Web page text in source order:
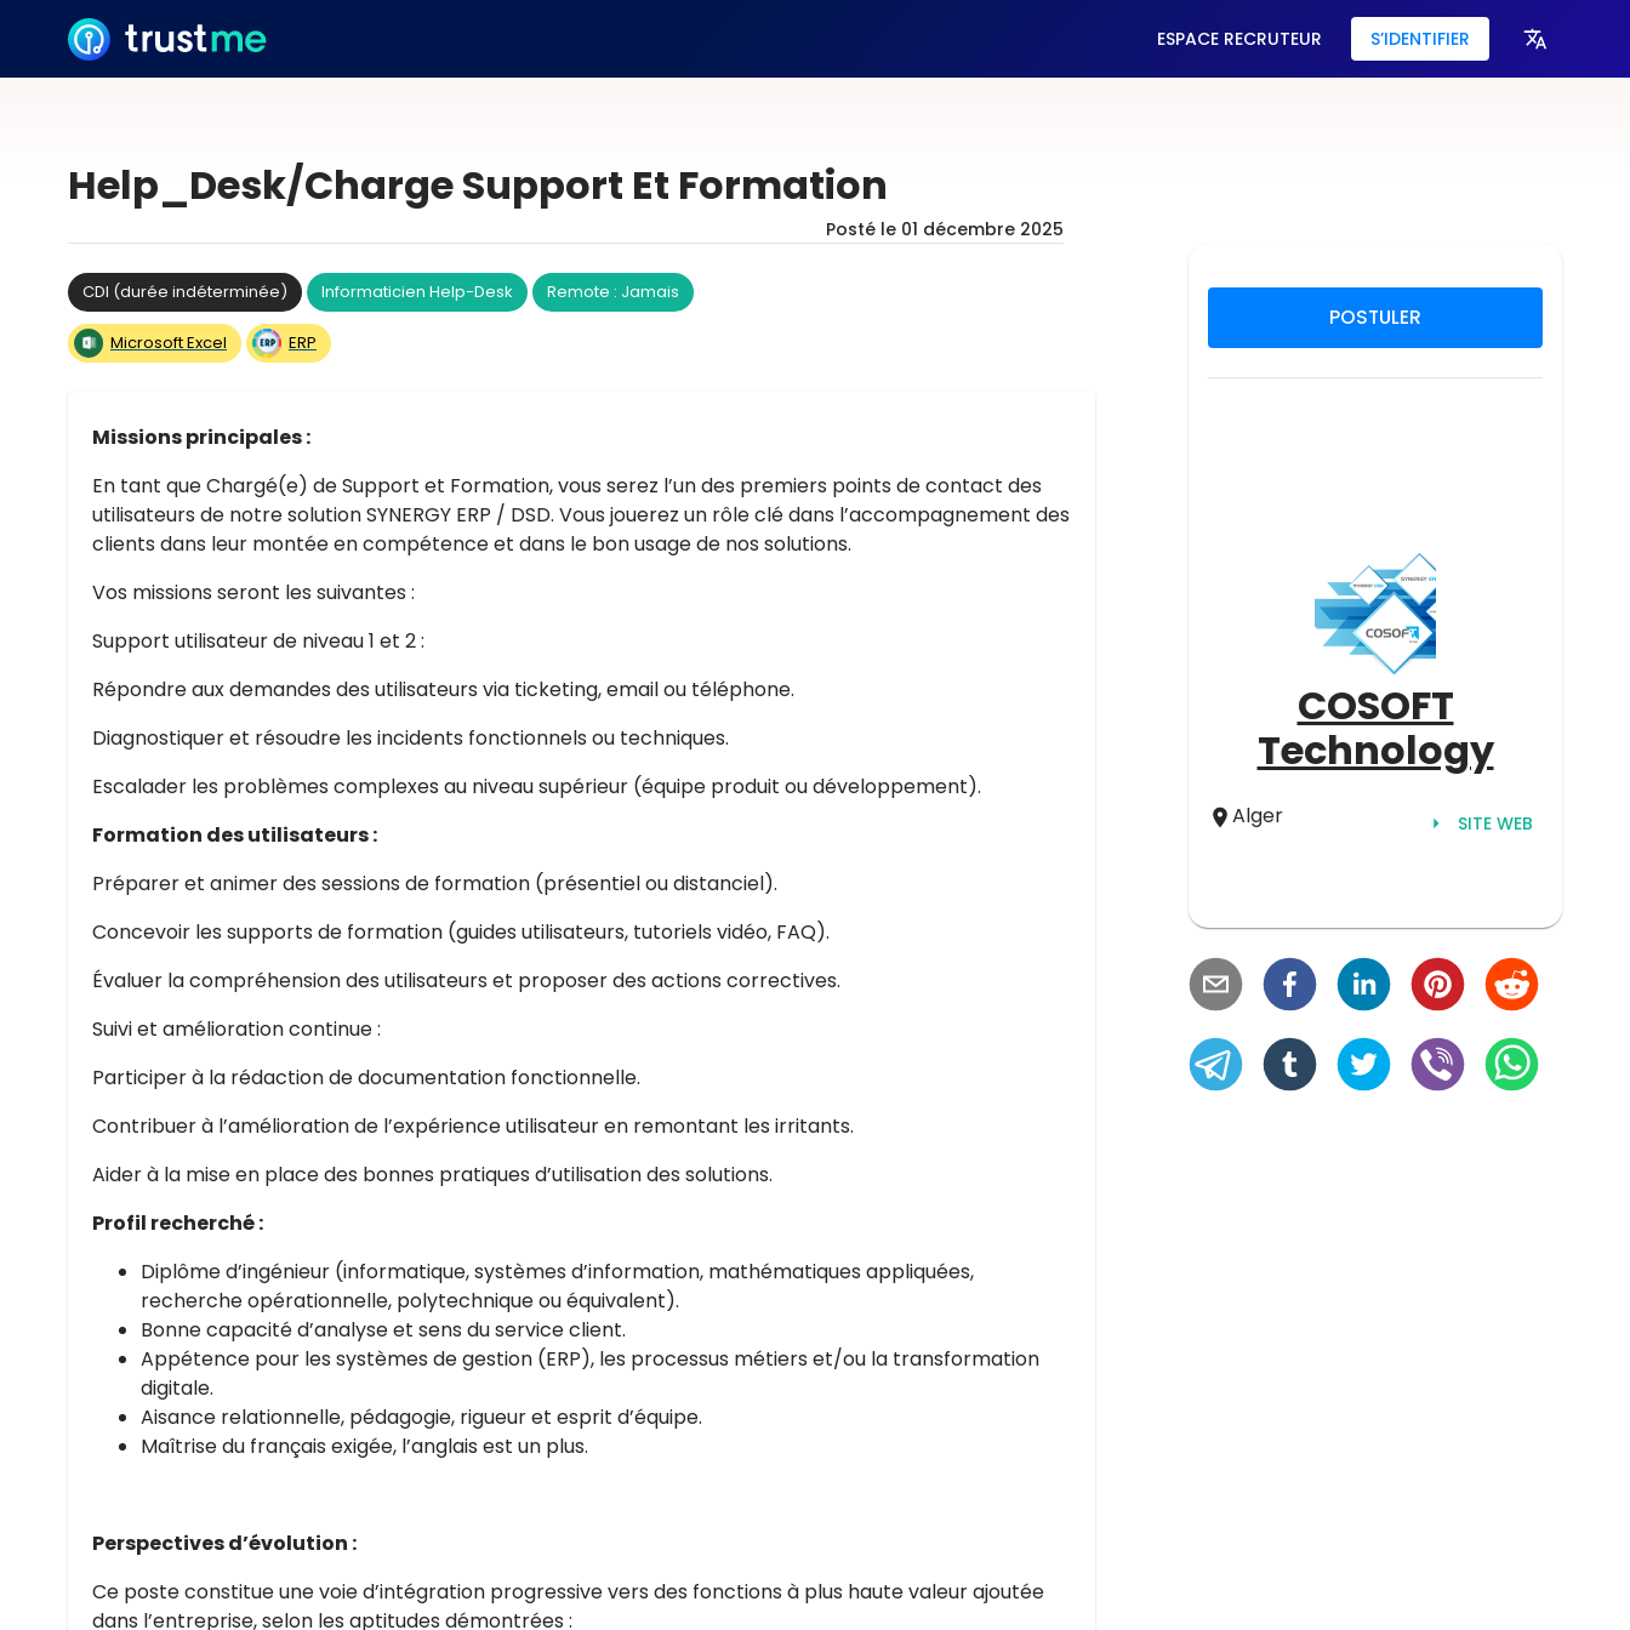
ESPACE RECRUTEUR S’IDENTIFIER
Help_Desk/Charge Support Et Formation
Posté le 01 décembre 2025
CDI (durée indéterminée) Informaticien Help-Desk Remote : Jamais
Microsoft Excel ERP
Missions principales :
En tant que Chargé(e) de Support et Formation, vous serez l’un des premiers points de contact des
utilisateurs de notre solution SYNERGY ERP / DSD. Vous jouerez un rôle clé dans l’accompagnement des
clients dans leur montée en compétence et dans le bon usage de nos solutions.
Vos missions seront les suivantes :
Support utilisateur de niveau 1 et 2 :
Répondre aux demandes des utilisateurs via ticketing, email ou téléphone.
Diagnostiquer et résoudre les incidents fonctionnels ou techniques.
Escalader les problèmes complexes au niveau supérieur (équipe produit ou développement).
Formation des utilisateurs :
Préparer et animer des sessions de formation (présentiel ou distanciel).
Concevoir les supports de formation (guides utilisateurs, tutoriels vidéo, FAQ).
Évaluer la compréhension des utilisateurs et proposer des actions correctives.
Suivi et amélioration continue :
Participer à la rédaction de documentation fonctionnelle.
Contribuer à l’amélioration de l’expérience utilisateur en remontant les irritants.
Aider à la mise en place des bonnes pratiques d’utilisation des solutions.
Profil recherché :
Diplôme d’ingénieur (informatique, systèmes d’information, mathématiques appliquées,
recherche opérationnelle, polytechnique ou équivalent).
Bonne capacité d’analyse et sens du service client.
Appétence pour les systèmes de gestion (ERP), les processus métiers et/ou la transformation
digitale.
Aisance relationnelle, pédagogie, rigueur et esprit d’équipe.
Maîtrise du français exigée, l’anglais est un plus.
Perspectives d’évolution :
Ce poste constitue une voie d’intégration progressive vers des fonctions à plus haute valeur ajoutée
dans l’entreprise, selon les aptitudes démontrées :
POSTULER
COSOFT
Technology
Alger SITE WEB